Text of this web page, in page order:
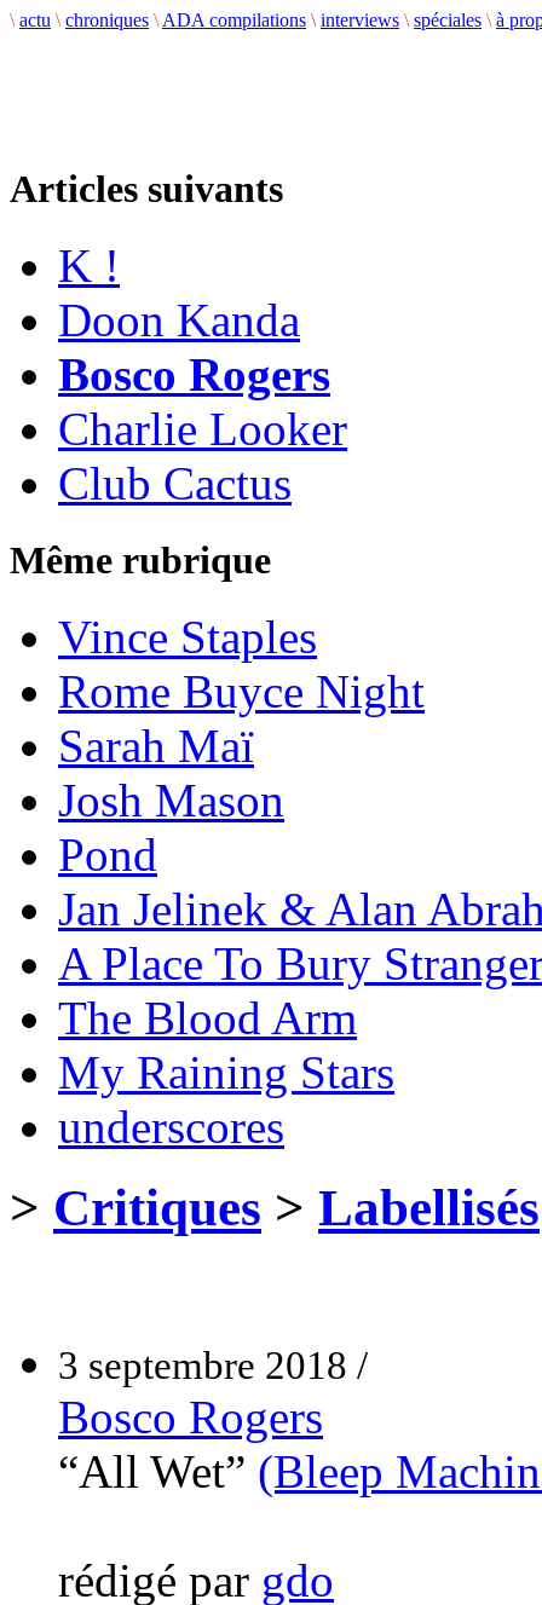
\ actu \ chroniques \ ADA compilations \ interviews \ spéciales \ à
Articles suivants
K !
Doon Kanda
Bosco Rogers
Charlie Looker
Club Cactus
Même rubrique
Vince Staples
Rome Buyce Night
Sarah Maï
Josh Mason
Pond
Jan Jelinek & Alan
A Place To Bury
The Blood Arm
My Raining Stars
underscores
> Critiques > Labellisés
3 septembre 2018 /
Bosco Rogers
“All Wet” (Bleep
rédigé par gdo